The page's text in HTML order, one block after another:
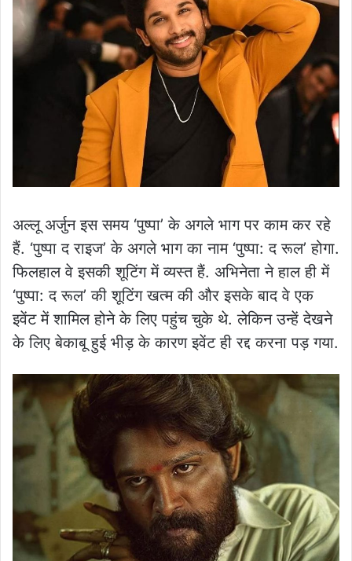
अल्लू अर्जुन इस समय ‘पुष्पा’ के अगले भाग पर काम कर रहे
हैं. ‘पुष्पा द राइज’ के अगले भाग का नाम ‘पुष्पा: द रूल’ होगा.
फिलहाल वे इसकी शूटिंग में व्यस्त हैं. अभिनेता ने हाल ही में
‘पुष्पा: द रूल’ की शूटिंग खत्म की और इसके बाद वे एक
इवेंट में शामिल होने के लिए पहुंच चुके थे. लेकिन उन्हें देखने
के लिए बेकाबू हुई भीड़ के कारण इवेंट ही रद्द करना पड़ गया.